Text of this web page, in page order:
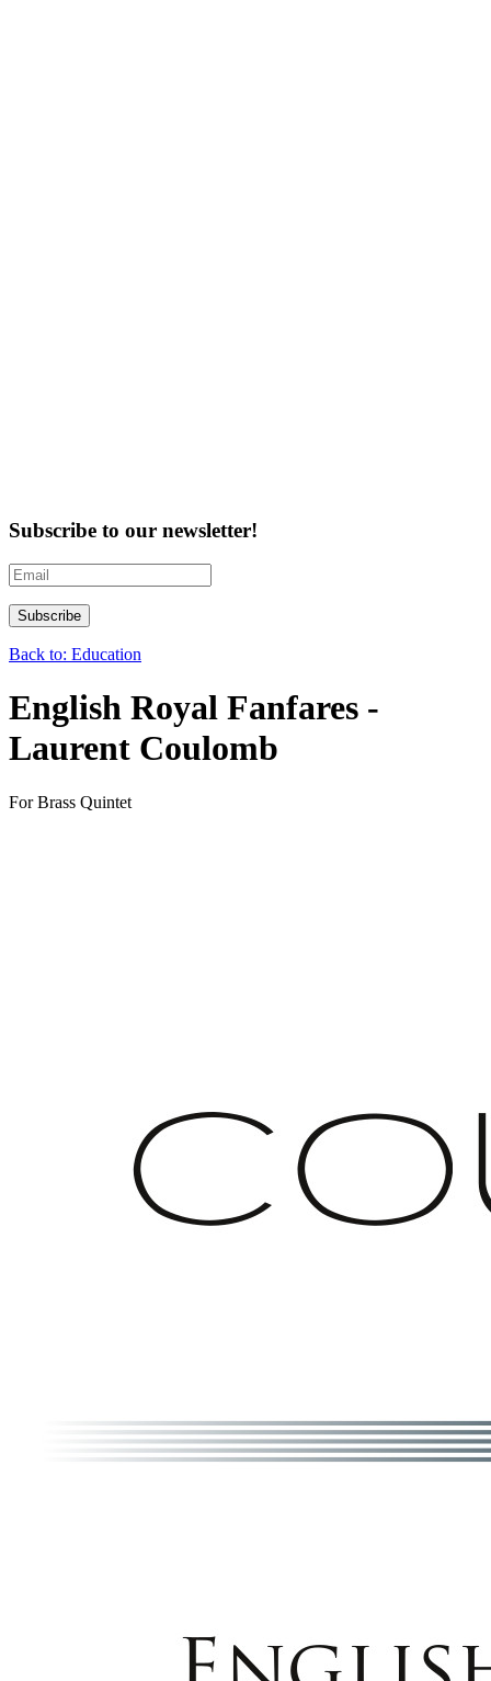
Subscribe to our newsletter!
Back to: Education
English Royal Fanfares -
Laurent Coulomb
For Brass Quintet